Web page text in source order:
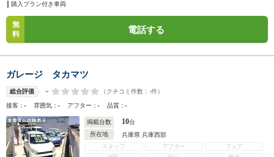
購入プラン付き車両
無
料
電話する
ガレージ タカマツ
総合評価 - （クチコミ件数： -件）
接客：- 雰囲気：- アフター：- 品質：-
掲載台数 10台
所在地
兵庫県 兵庫西部
スタッフ
アフター
フェア